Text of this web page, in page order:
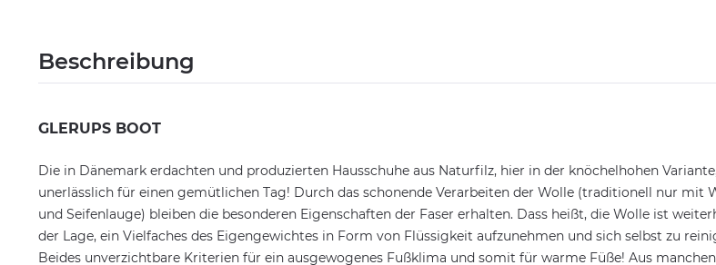
Beschreibung
GLERUPS BOOT
Die in Dänemark erdachten und produzierten Hausschuhe aus Naturfilz, hier in der knöchelhohen
unerlässlich für einen gemütlichen Tag! Durch das schonende Verarbeiten der Wolle (traditionell nur mit
und Seifenlauge) bleiben die besonderen Eigenschaften der Faser erhalten. Dass heißt, die Wolle ist
der Lage, ein Vielfaches des Eigengewichtes in Form von Flüssigkeit aufzunehmen und sich selbst zu
Beides unverzichtbare Kriterien für ein ausgewogenes Fußklima und somit für warme Füße! Aus manchen